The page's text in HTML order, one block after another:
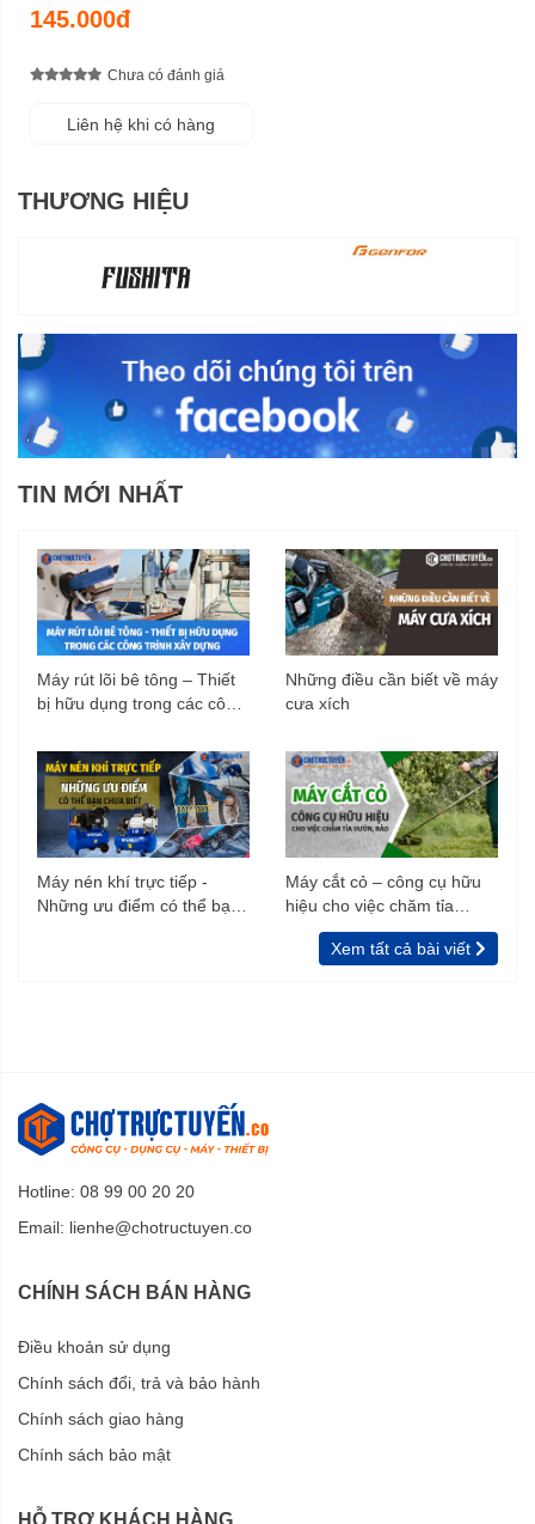
145.000đ
Chưa có đánh giá
Liên hệ khi có hàng
THƯƠNG HIỆU
TIN MỚI NHẤT
Máy rút lõi bê tông – Thiết
bị hữu dụng trong các công
Những điều cần biết về máy
cưa xích
Máy nén khí trực tiếp -
Những ưu điểm có thể bạn
Máy cắt cỏ – công cụ hữu
hiệu cho việc chăm tỉa
vườn, rào
Xem tất cả bài viết
Hotline: 08 99 00 20 20
Email: lienhe@chotructuyen.co
CHÍNH SÁCH BÁN HÀNG
Điều khoản sử dụng
Chính sách đổi, trả và bảo hành
Chính sách giao hàng
Chính sách bảo mật
HỖ TRỢ KHÁCH HÀNG